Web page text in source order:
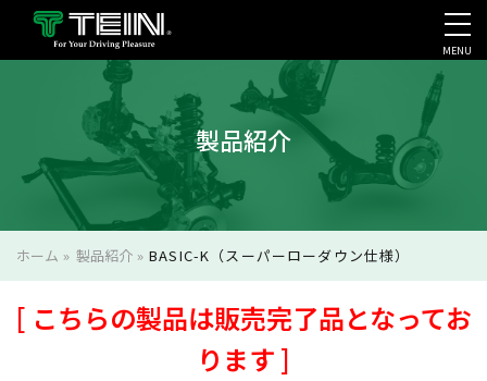
会社案内・採用・IR
MENU
製品紹介
ホーム » 製品紹介»BASIC-K（スーパーローダウン仕様）
[ こちらの製品は販売完了品となってお
ります ]